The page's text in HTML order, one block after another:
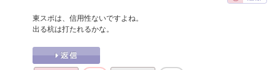
東スポは、信用性ないですよね。
出る杭は打たれるかな。